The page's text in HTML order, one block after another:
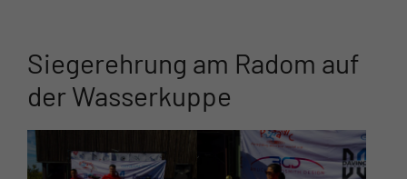
Siegerehrung am Radom auf
der Wasserkuppe